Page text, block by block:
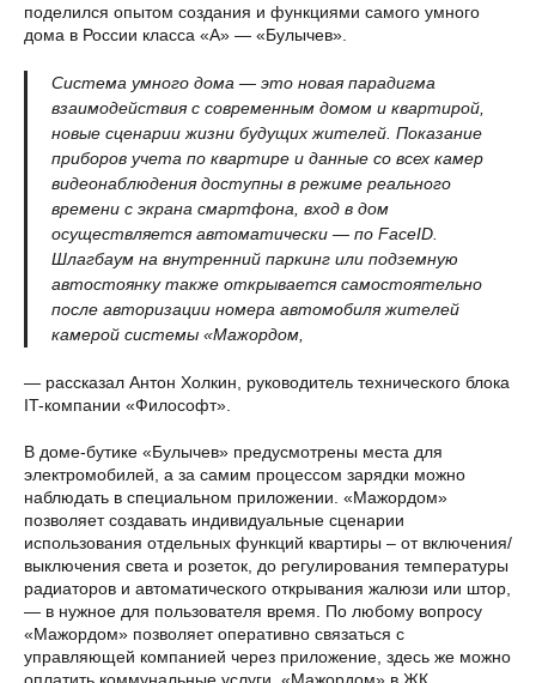
поделился опытом создания и функциями самого умного
дома в России класса «А» — «Булычев».
Система умного дома — это новая парадигма
взаимодействия с современным домом и квартирой,
новые сценарии жизни будущих жителей. Показание
приборов учета по квартире и данные со всех камер
видеонаблюдения доступны в режиме реального
времени с экрана смартфона, вход в дом
осуществляется автоматически — по FaceID.
Шлагбаум на внутренний паркинг или подземную
автостоянку также открывается самостоятельно
после авторизации номера автомобиля жителей
камерой системы «Мажордом,
— рассказал Антон Холкин, руководитель технического блока
IT-компании «Философт».
В доме-бутике «Булычев» предусмотрены места для
электромобилей, а за самим процессом зарядки можно
наблюдать в специальном приложении. «Мажордом»
позволяет создавать индивидуальные сценарии
использования отдельных функций квартиры – от включения/
выключения света и розеток, до регулирования температуры
радиаторов и автоматического открывания жалюзи или штор,
— в нужное для пользователя время. По любому вопросу
«Мажордом» позволяет оперативно связаться с
управляющей компанией через приложение, здесь же можно
оплатить коммунальные услуги. «Мажордом» в ЖК